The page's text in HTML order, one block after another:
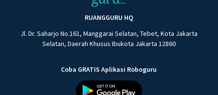
RUANGGURU HQ
Jl. Dr. Saharjo No.161, Manggarai Selatan, Tebet, Kota Jakarta
Selatan, Daerah Khusus Ibukota Jakarta 12860
Coba GRATIS Aplikasi Roboguru